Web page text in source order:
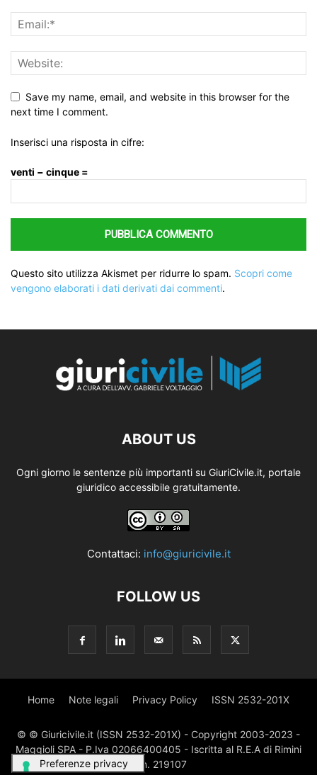
Save my name, email, and website in this browser for the
next time I comment.
Inserisci una risposta in cifre:
venti − cinque =
Questo sito utilizza Akismet per ridurre lo spam. Scopri come
vengono elaborati i dati derivati dai commenti.
ABOUT US
Ogni giorno le sentenze più importanti su GiuriCivile.it, portale
giuridico accessibile gratuitamente.
Contattaci: info@giuricivile.it
FOLLOW US
Home Note legali Privacy Policy ISSN 2532-201X
© © Giuricivile.it (ISSN 2532-201X) - Copyright 2003-2023 -
Maggioli SPA - P.Iva 02066400405 - Iscritta al R.E.A di Rimini
al n. 219107